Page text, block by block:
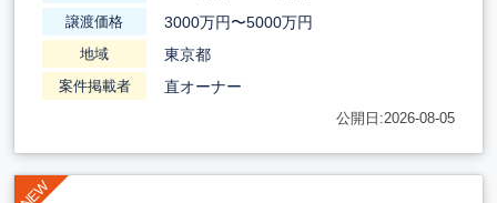
譲渡価格 3000万円〜5000万円
地域 東京都
案件掲載者 直オーナー
公開日:2026-08-05